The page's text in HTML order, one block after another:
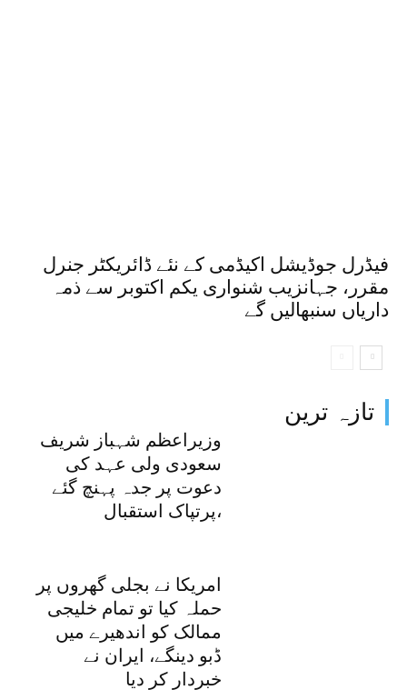
تازہ ترین
وزیراعظم شہباز شریف
سعودی ولی عہد کی
دعوت پر جدہ پہنچ گئے
،پرتپاک استقبال
امریکا نے بجلی گھروں پر
حملہ کیا تو تمام خلیجی
ممالک کو اندھیرے میں
ڈبو دینگے، ایران نے
خبردار کر دیا
فیڈرل جوڈیشل اکیڈمی کے نئے ڈائریکٹر جنرل
مقرر، جہانزیب شنواری یکم اکتوبر سے ذمہ
داریاں سنبھالیں گے